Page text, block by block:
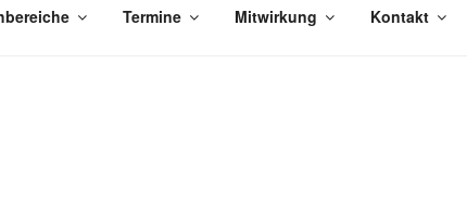
Termine Mitwirkung Kontakt